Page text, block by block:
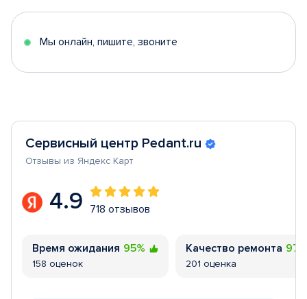
5
Мы онлайн, пишите, звоните
Сервисный центр Pedant.ru
Отзывы из Яндекс Карт
4.9 718 отзывов
Время ожидания 95%
158 оценок
Качество ремонта
201 оценка